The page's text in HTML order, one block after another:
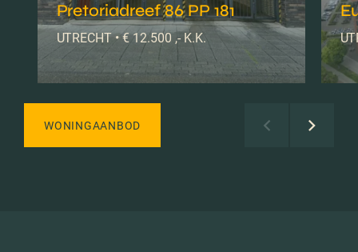
Pretoriadreef 86 PP 181
UTRECHT • € 12.500 ,- K.K.
WONINGAANBOD